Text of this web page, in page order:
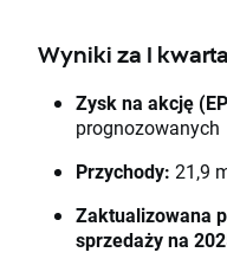
Wyniki za I
Zysk na akcję
prognozowanych
Przychody: 21,9
Zaktualizowana
sprzedaży na